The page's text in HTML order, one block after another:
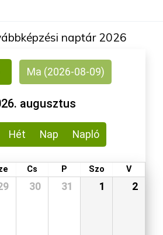
naptár 2026
Ma (2026-08-09)
augusztus
Hét Nap Napló
Cs P Szo V
30 31 1 2